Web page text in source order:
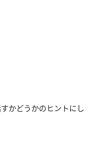
かどうかのヒントにし